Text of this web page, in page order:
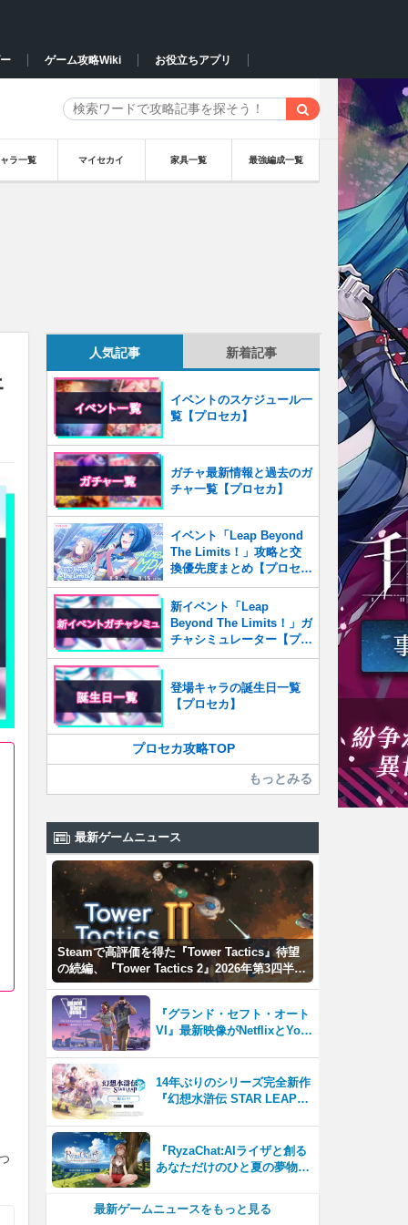
ゲーム攻略Wiki お役立ちアプリ
ラ一覧 マイセカイ 家具一覧 最強編成一覧
人気記事 新着記事
イベントのスケジュール一
覧【プロセカ】
ガチャ最新情報と過去のガ
チャ一覧【プロセカ】
イベント「Leap Beyond
The Limits！」攻略と交
換優先度まとめ【プロセ
カ】
新イベント「Leap
Beyond The Limits！」ガ
チャシミュレーター【プロ
セカ】
登場キャラの誕生日一覧
【プロセカ】
プロセカ攻略TOP
もっとみる
最新ゲームニュース
Steamで高評価を得た『Tower Tactics』待望
の続編、『Tower Tactics 2』2026年第3四半期
に早期アクセス開始
『グランド・セフト・オート
VI』最新映像がNetflixとYou
14年ぶりのシリーズ完全新作
『幻想水滸伝 STAR LEAP』
『RyzaChat:AIライザと創る
あなただけのひと夏の夢物
テムはこれまでにない新鮮な
最新ゲームニュースをもっと見る